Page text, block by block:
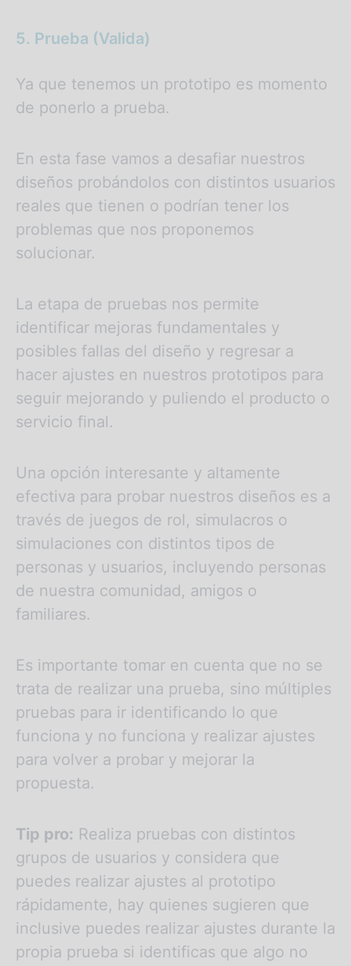
5. Prueba (Valida)
Ya que tenemos un prototipo es momento
de ponerlo a prueba.
En esta fase vamos a desafiar nuestros
diseños probándolos con distintos usuarios
reales que tienen o podrían tener los
problemas que nos proponemos
solucionar.
La etapa de pruebas nos permite
identificar mejoras fundamentales y
posibles fallas del diseño y regresar a
hacer ajustes en nuestros prototipos para
seguir mejorando y puliendo el producto o
servicio final.
Una opción interesante y altamente
efectiva para probar nuestros diseños es a
través de juegos de rol, simulacros o
simulaciones con distintos tipos de
personas y usuarios, incluyendo personas
de nuestra comunidad, amigos o
familiares.
Es importante tomar en cuenta que no se
trata de realizar una prueba, sino múltiples
pruebas para ir identificando lo que
funciona y no funciona y realizar ajustes
para volver a probar y mejorar la
propuesta.
Tip pro: Realiza pruebas con distintos
grupos de usuarios y considera que
puedes realizar ajustes al prototipo
rápidamente, hay quienes sugieren que
inclusive puedes realizar ajustes durante la
propia prueba si identificas que algo no